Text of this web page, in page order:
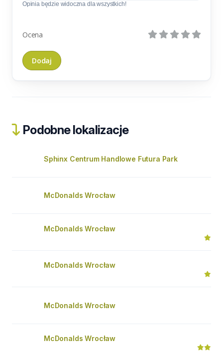
Opinia będzie widoczna dla wszystkich!
Ocena
Podobne lokalizacje
Sphinx Centrum Handlowe Futura Park
McDonalds Wrocław
McDonalds Wrocław
McDonalds Wrocław
McDonalds Wrocław
McDonalds Wrocław